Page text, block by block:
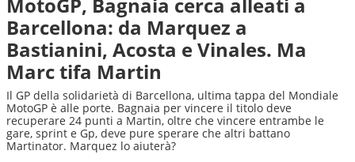
Barcellona: da Marquez a
Bastianini, Acosta e Vinales. Ma
Marc tifa Martin
Il GP della solidarietà di Barcellona, ultima tappa del Mondiale
MotoGP è alle porte. Bagnaia per vincere il titolo deve
recuperare 24 punti a Martin, oltre che vincere entrambe le
gare, sprint e Gp, deve pure sperare che altri battano
Martinator. Marquez lo aiuterà?